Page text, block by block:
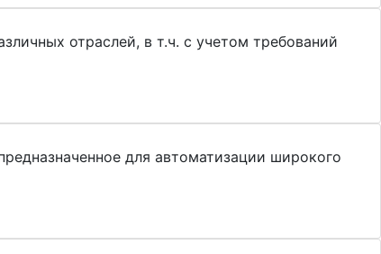
отраслей, в т.ч. с учетом требований
для автоматизации широкого